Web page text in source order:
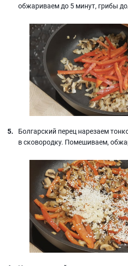
обжариваем до 5 минут, грибы
Болгарский перец нарезаем
в сковородку. Помешиваем,